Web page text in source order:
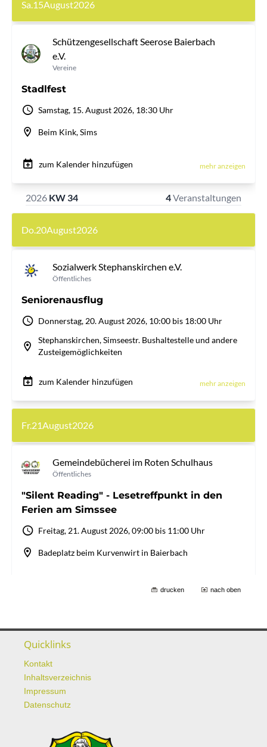
drucken nach oben
Quicklinks
Kontakt
Inhaltsverzeichnis
Impressum
Datenschutz